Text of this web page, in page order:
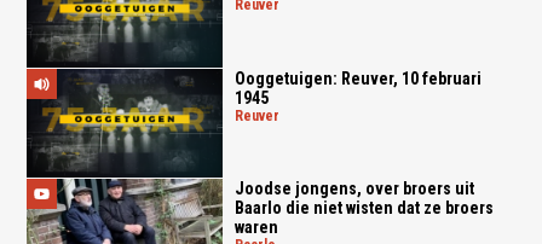
reuver
Ooggetuigen: Reuver, 10 februari
1945
reuver
Joodse jongens, over broers uit
Baarlo die niet wisten dat ze broers
waren